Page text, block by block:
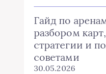
Гайд по
разбором
стратегии и
советами
30.05.2026